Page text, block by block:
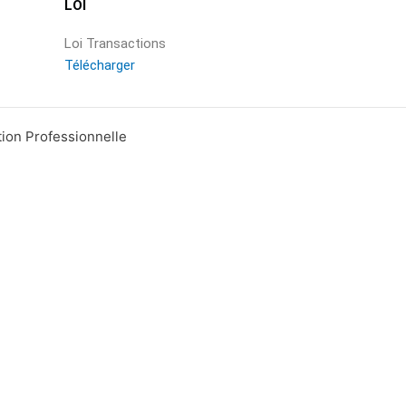
LOI
Loi Transactions
Télécharger
Professionnelle